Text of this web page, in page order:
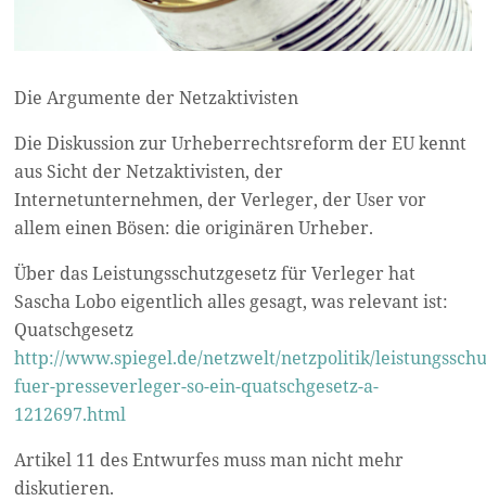
Die Argumente der Netzaktivisten
Die Diskussion zur Urheberrechtsreform der EU kennt
aus Sicht der Netzaktivisten, der
Internetunternehmen, der Verleger, der User vor
allem einen Bösen: die originären Urheber.
Über das Leistungsschutzgesetz für Verleger hat
Sascha Lobo eigentlich alles gesagt, was relevant ist:
Quatschgesetz
http://www.spiegel.de/netzwelt/netzpolitik/
fuer-presseverleger-so-ein-quatschgesetz-a-
1212697.html
Artikel 11 des Entwurfes muss man nicht mehr
diskutieren.